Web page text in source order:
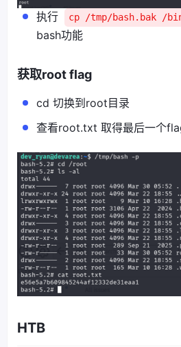
执行 cp /tmp/bash.bak /
bash功能
获取root flag
cd 切换到root目录
查看root.txt 取得最后一个
HTB